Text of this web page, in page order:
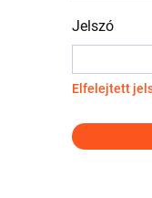
Jelszó
Elfelejtett